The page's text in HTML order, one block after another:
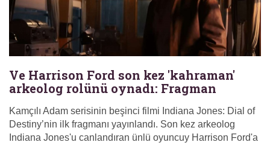
Ve Harrison Ford son kez 'kahraman'
arkeolog rolünü oynadı: Fragman
Kamçılı Adam serisinin beşinci filmi Indiana Jones: Dial of
Destiny’nin ilk fragmanı yayınlandı. Son kez arkeolog
Indiana Jones'u canlandıran ünlü oyuncuy Harrison Ford'a